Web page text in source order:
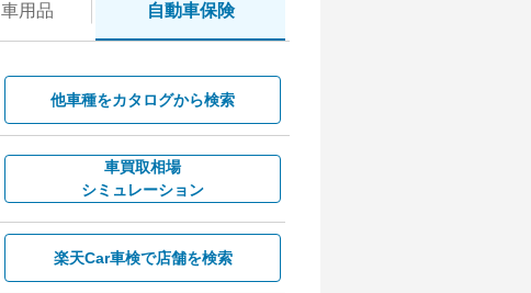
車用品 自動車保険
他車種をカタログから検索
車買取相場
シミュレーション
楽天Car車検で店舗を検索